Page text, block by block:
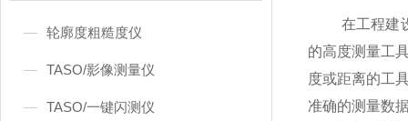
轮廓度粗糙度仪
TASO/影像测量仪
TASO/一键闪测仪
在工程建设
的高度测量工
度或距离的工
准确的测量数